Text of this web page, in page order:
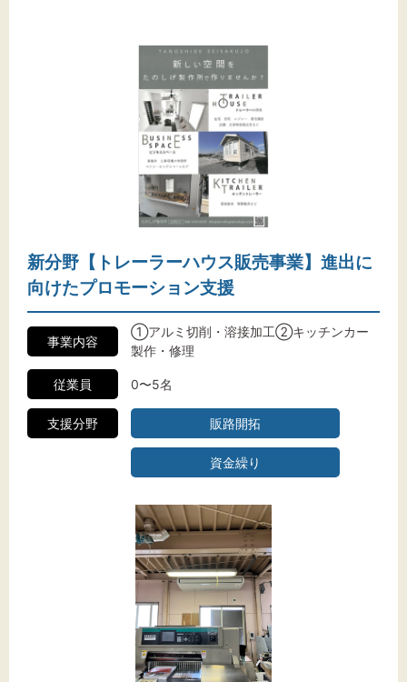
新分野【トレーラーハウス販売事業】進出に
向けたプロモーション支援
事業内容
①アルミ切削・溶接加工②キッチンカー
製作・修理
従業員 0〜5名
支援分野 販路開拓
資金繰り